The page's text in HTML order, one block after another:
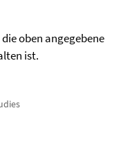
oben angegebene
ist.